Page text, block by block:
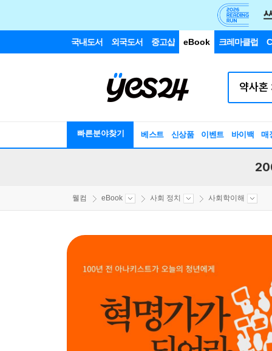
국내도서 외국도서 중고샵 eBook 크레마클럽
빠른분야찾기 베스트 신상품 이벤트 바이백 매
웰컴 eBook 사회 정치 사회학이해